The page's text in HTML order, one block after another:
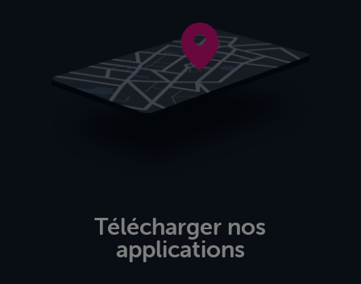
Télécharger nos
applications